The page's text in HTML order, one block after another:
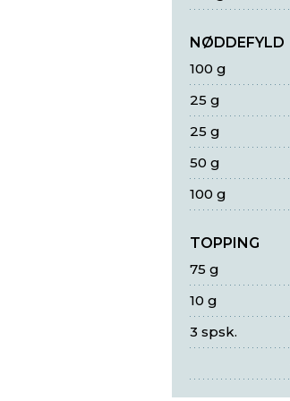
NØDDEFYLD
100 g
25 g
25 g
50 g
100 g
TOPPING
75 g
10 g
3 spsk.